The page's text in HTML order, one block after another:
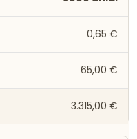
0,65 €
65,00 €
3.315,00 €